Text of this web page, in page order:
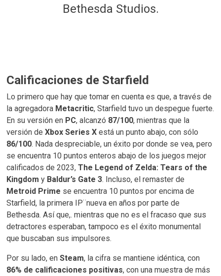
Bethesda Studios.
Calificaciones de Starfield
Lo primero que hay que tomar en cuenta es que, a través de
la agregadora Metacritic, Starfield tuvo un despegue fuerte.
En su versión en PC, alcanzó 87/100, mientras que la
versión deXbox Series Xestá un punto abajo, con sólo
86/100. Nada despreciable, un éxito por donde se vea, pero
se encuentra 10 puntos enteros abajo de los juegos mejor
calificados de 2023,The Legend of Zelda: Tears of the
Kingdomy Baldur’s Gate 3. Incluso, el remaster de
Metroid Prime se encuentra 10 puntos por encima de
Starfield, la primera IP¨nueva en años por parte de
Bethesda. Así que,. mientras que no es el fracaso que sus
detractores esperaban, tampoco es el éxito monumental
que buscaban sus impulsores.
Por su lado, enSteam, la cifra se mantiene idéntica, con
86% de calificaciones positivas, con una muestra de más